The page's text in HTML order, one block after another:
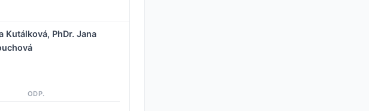
Kutálková, PhDr. Jana
ODP.